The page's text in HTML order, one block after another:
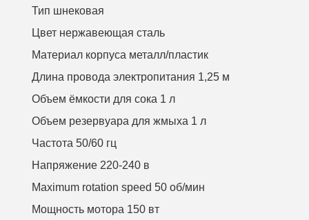
Тип шнековая
Цвет нержавеющая сталь
Материал корпуса металл/пластик
Длина провода электропитания 1,25 м
Объем ёмкости для сока 1 л
Объем резервуара для жмыха 1 л
Частота 50/60 гц
Напряжение 220-240 в
Maximum rotation speed 50 об/мин
Мощность мотора 150 вт